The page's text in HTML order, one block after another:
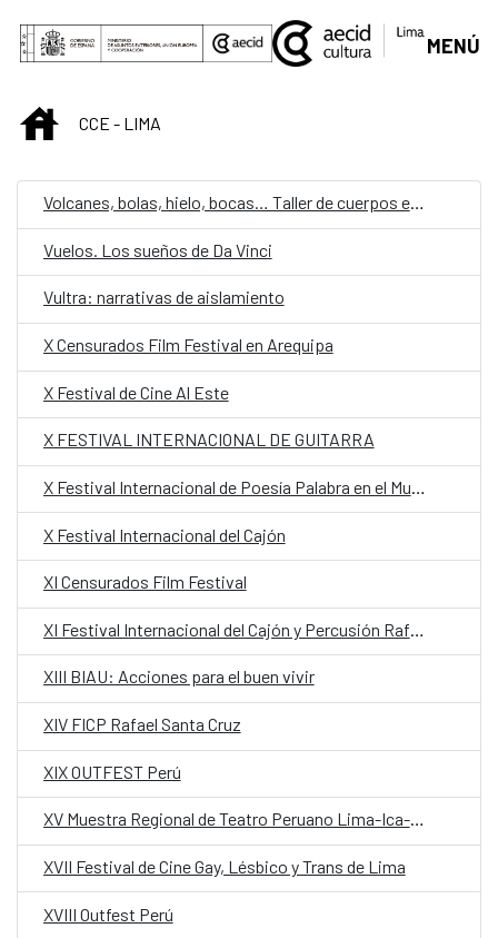
Saut au contenu principal
MENÚ
INICIOCCE - LIMA
Volcanes, bolas, hielo, bocas… Taller de cuerpos en movimiento
Vuelos. Los sueños de Da Vinci
Vultra: narrativas de aislamiento
X Censurados Film Festival en Arequipa
X Festival de Cine Al Este
X FESTIVAL INTERNACIONAL DE GUITARRA
X Festival Internacional de Poesía Palabra en el Mundo
X Festival Internacional del Cajón
XI Censurados Film Festival
XIII BIAU: Acciones para el buen vivir
XIV FICP Rafael Santa Cruz
XIX OUTFEST Perú
XV Muestra Regional de Teatro Peruano Lima-Ica-Callao
XVII Festival de Cine Gay, Lésbico y Trans de Lima
XVIII Outfest Perú